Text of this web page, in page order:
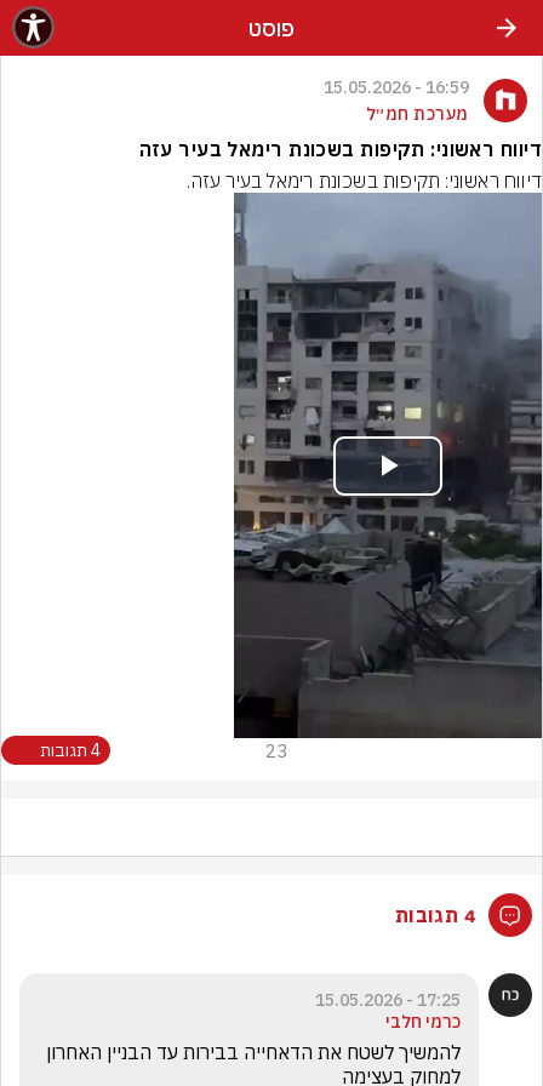
פוסט
16:59 - 15.05.2026
מערכת חמ״ל
דיווח ראשוני: תקיפות בשכונת רימאל בעיר עזה
דיווח ראשוני: תקיפות בשכונת רימאל בעיר עזה.
Play
Video
23 4 תגובות
4 תגובות
17:25 - 15.05.2026
כרמי חלבי
למחוק בעצימה